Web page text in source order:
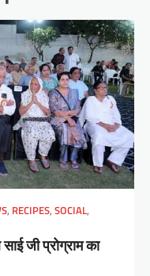
, RECIPES, SOCIAL,
जी प्रोग्राम का